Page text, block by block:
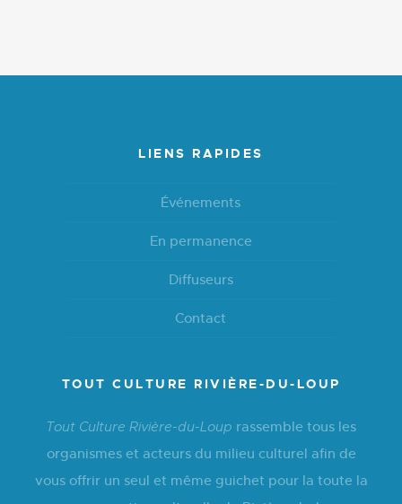
LIENS RAPIDES
Événements
En permanence
Diffuseurs
Contact
TOUT CULTURE RIVIÈRE-DU-LOUP
Tout Culture Rivière-du-Loup rassemble tous les
organismes et acteurs du milieu culturel afin de
vous offrir un seul et même guichet pour la toute la